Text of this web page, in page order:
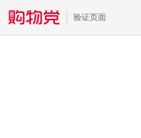
验证页面